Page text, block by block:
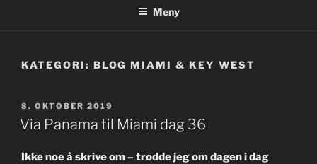
Meny
KATEGORI: BLOG MIAMI & KEY WEST
PUBLISERT
8. OKTOBER 2019
Via Panama til Miami dag 36
Ikke noe å skrive om – trodde jeg om dagen i dag